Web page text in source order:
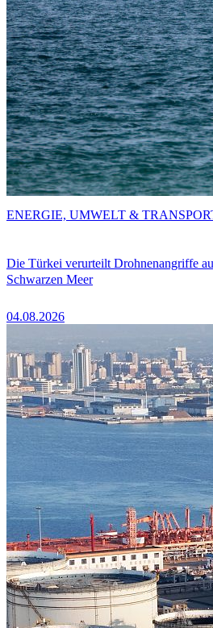
Die Türkei verurteilt Drohnenangriffe
Schwarzen Meer
04.08.2026
ENERGIE, UMWELT &